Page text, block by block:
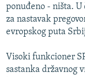
TRI DECENIJE OD RATA
SVE KARTE DEJTONA
NASTANAK I RASPAD
ponuđeno - ništa. U
za nastavak
evropskog puta
Visoki funkcioner
sastanka državnog